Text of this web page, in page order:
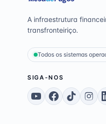
A infraestrutura
transfronteiriço.
Todos os sistemas
SIGA-NOS